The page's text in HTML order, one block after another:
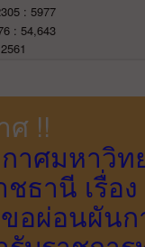
: 5977
: 54,643
ศ !!
าศมหาวิท
ชธานี เรื่อ
อผ่อนผันก